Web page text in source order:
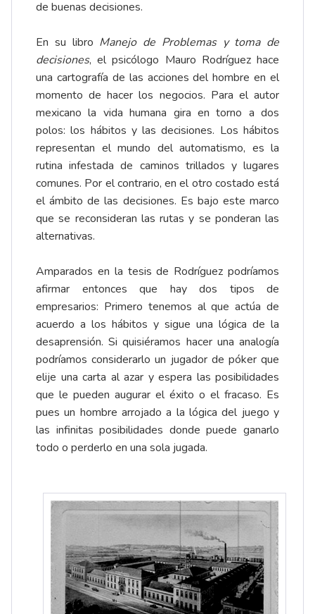
de buenas decisiones.
En su libro Manejo de Problemas y toma de
decisiones, el psicólogo Mauro Rodríguez hace
una cartografía de las acciones del hombre en el
momento de hacer los negocios. Para el autor
mexicano la vida humana gira en torno a dos
polos: los hábitos y las decisiones. Los hábitos
representan el mundo del automatismo, es la
rutina infestada de caminos trillados y lugares
comunes. Por el contrario, en el otro costado está
el ámbito de las decisiones. Es bajo este marco
que se reconsideran las rutas y se ponderan las
alternativas.
Amparados en la tesis de Rodríguez podríamos
afirmar entonces que hay dos tipos de
empresarios: Primero tenemos al que actúa de
acuerdo a los hábitos y sigue una lógica de la
desaprensión. Si quisiéramos hacer una analogía
podríamos considerarlo un jugador de póker que
elije una carta al azar y espera las posibilidades
que le pueden augurar el éxito o el fracaso. Es
pues un hombre arrojado a la lógica del juego y
las infinitas posibilidades donde puede ganarlo
todo o perderlo en una sola jugada.